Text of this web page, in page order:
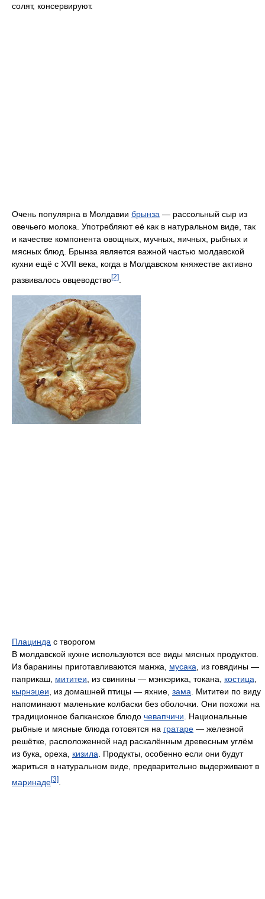
солят, консервируют.
Очень популярна в Молдавии брынза — рассольный сыр из
овечьего молока. Употребляют её как в натуральном виде, так
и качестве компонента овощных, мучных, яичных, рыбных и
мясных блюд. Брынза является важной частью молдавской
кухни ещё с XVII века, когда в Молдавском княжестве активно
развивалось овцеводство[2]
Плацинда с творогом
В молдавской кухне используются все виды мясных продуктов.
Из баранины приготавливаются манжа, мусака , из говядины —
паприкаш, мититеи , из свинины — мэнкэрика, токана, костица
кырнэцеи , из домашней птицы — яхние, зама . Мититеи по виду
напоминают маленькие колбаски без оболочки. Они похожи на
традиционное балканское блюдо чевапчичи . Национальные
рыбные и мясные блюда готовятся на гратаре — железной
решётке, расположенной над раскалённым древесным углём
из бука, ореха, кизила . Продукты, особенно если они будут
жариться в натуральном виде, предварительно выдерживают в
маринаде[3]